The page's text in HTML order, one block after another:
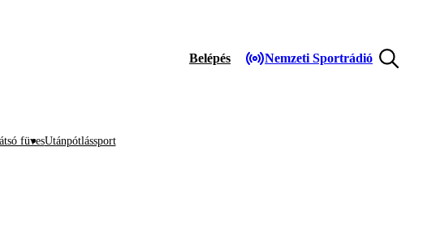
Belépés Nemzeti Sportrádió
füvesUtánpótlássport